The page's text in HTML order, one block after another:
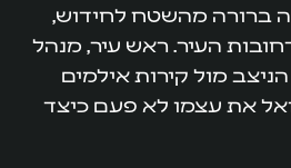
ברורה מהשטח לחידוש,
העיר. ראש עיר, מנהל
מול קירות אילמים
את עצמו לא פעם כיצד